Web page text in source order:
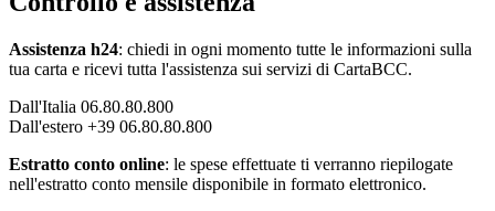
Assistenza h24: chiedi in ogni momento tutte le informazioni sulla
tua carta e ricevi tutta l'assistenza sui servizi di CartaBCC.
Dall'Italia 06.80.80.800
Dall'estero +39 06.80.80.800
Estratto conto online: le spese effettuate ti verranno riepilogate
nell'estratto conto mensile disponibile in formato elettronico.